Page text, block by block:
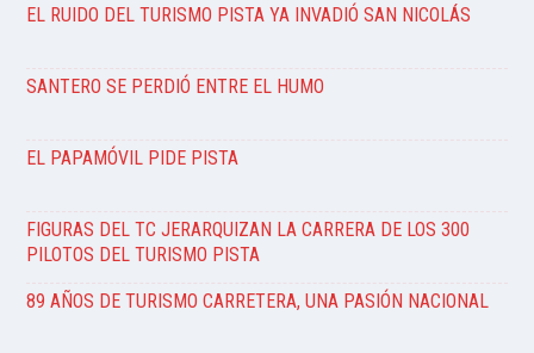
EL RUIDO DEL TURISMO PISTA YA INVADIÓ SAN NICOLÁS
SANTERO SE PERDIÓ ENTRE EL HUMO
EL PAPAMÓVIL PIDE PISTA
FIGURAS DEL TC JERARQUIZAN LA CARRERA DE LOS 300
PILOTOS DEL TURISMO PISTA
89 AÑOS DE TURISMO CARRETERA, UNA PASIÓN NACIONAL